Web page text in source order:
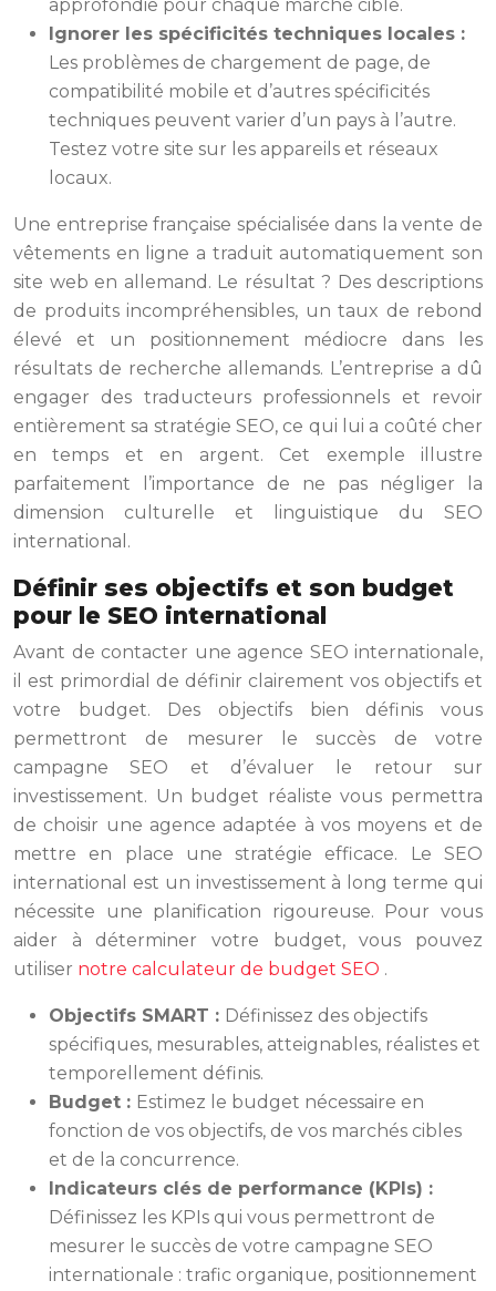
approfondie pour chaque marché cible.
Ignorer les spécificités techniques locales :
Les problèmes de chargement de page, de
compatibilité mobile et d’autres spécificités
techniques peuvent varier d’un pays à l’autre.
Testez votre site sur les appareils et réseaux
locaux.
Une entreprise française spécialisée dans la vente de
vêtements en ligne a traduit automatiquement son
site web en allemand. Le résultat ? Des descriptions
de produits incompréhensibles, un taux de rebond
élevé et un positionnement médiocre dans les
résultats de recherche allemands. L’entreprise a dû
engager des traducteurs professionnels et revoir
entièrement sa stratégie SEO, ce qui lui a coûté cher
en temps et en argent. Cet exemple illustre
parfaitement l’importance de ne pas négliger la
dimension culturelle et linguistique du SEO
international.
Définir ses objectifs et son budget
pour le SEO international
Avant de contacter une agence SEO internationale,
il est primordial de définir clairement vos objectifs et
votre budget. Des objectifs bien définis vous
permettront de mesurer le succès de votre
campagne SEO et d’évaluer le retour sur
investissement. Un budget réaliste vous permettra
de choisir une agence adaptée à vos moyens et de
mettre en place une stratégie efficace. Le SEO
international est un investissement à long terme qui
nécessite une planification rigoureuse. Pour vous
aider à déterminer votre budget, vous pouvez
utiliser notre calculateur de budget SEO .
Objectifs SMART : Définissez des objectifs
spécifiques, mesurables, atteignables, réalistes et
temporellement définis.
Budget : Estimez le budget nécessaire en
fonction de vos objectifs, de vos marchés cibles
et de la concurrence.
Indicateurs clés de performance (KPIs) :
Définissez les KPIs qui vous permettront de
mesurer le succès de votre campagne SEO
internationale : trafic organique, positionnement